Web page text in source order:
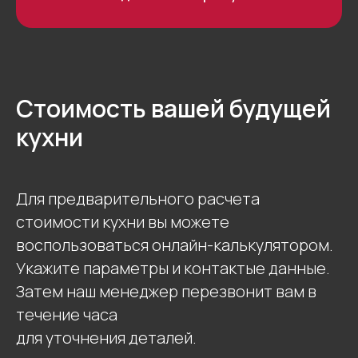
Стоимость вашей будущей
кухни
Для предварительного расчета
стоимости кухни вы можете
воспользоваться онлайн-калькулятором.
Укажите параметры и контактые данные.
Затем наш менеджер перезвонит вам в
течение часа
для уточнения деталей.